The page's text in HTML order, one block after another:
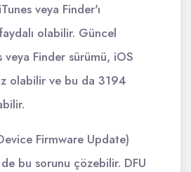
veya Finder'ı
olabilir. Güncel
Finder sürümü, iOS
olabilir ve bu da 3194
Firmware Update)
bu sorunu çözebilir. DFU